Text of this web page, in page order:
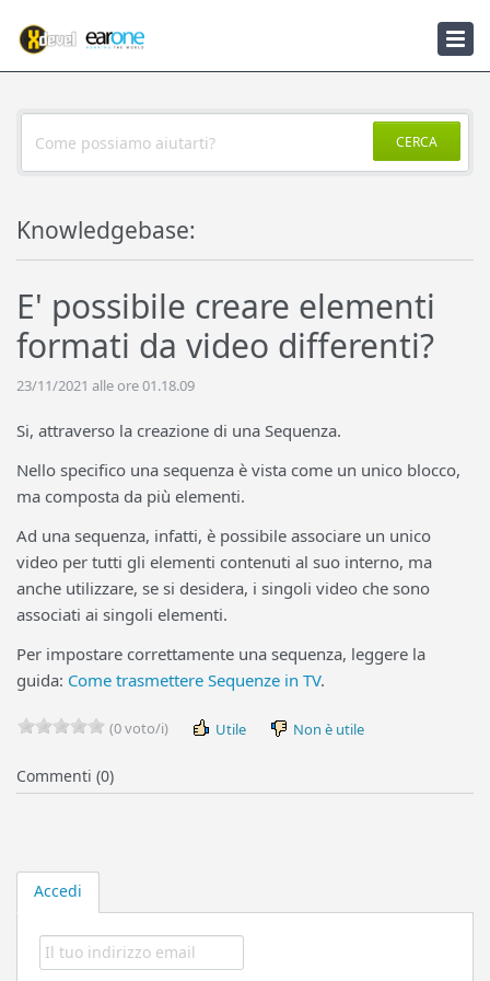
Notizie
Accedi
CERCA
Knowledgebase:
E' possibile creare elementi
formati da video differenti?
23/11/2021 alle ore 01.18.09
Si, attraverso la creazione di una Sequenza.
Nello specifico una sequenza è vista come un unico blocco,
ma composta da più elementi.
Ad una sequenza, infatti, è possibile associare un unico
video per tutti gli elementi contenuti al suo interno, ma
anche utilizzare, se si desidera, i singoli video che sono
associati ai singoli elementi.
Per impostare correttamente una sequenza, leggere la
guida: Come trasmettere Sequenze in TV.
(0 voto/i) Utile Non è utile
Commenti (0)